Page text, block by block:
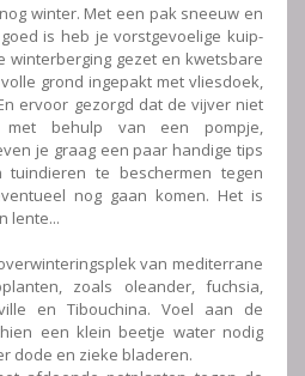
winter. Met een pak sneeuw en
is heb je vorstgevoelige kuip-
winterberging gezet en kwetsbare
grond ingepakt met vliesdoek,
ervoor gezorgd dat de vijver niet
met behulp van een pompje,
je graag een paar handige tips
te beschermen tegen
nog gaan komen. Het is
lente...
van mediterrane
zoals oleander, fuchsia,
en Tibouchina. Voel aan de
een klein beetje water nodig
dode en zieke bladeren.